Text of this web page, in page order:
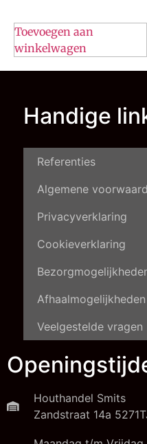
Toevoegen aan
winkelwagen
Handige
Referenties
Algemene
Privacyverklaring
Cookieverklaring
Afhaalmogelijkheden
Veelgestelde vragen
Houthandel Smits
Zandstraat 14a